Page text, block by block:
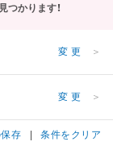
つかります！
変更 ＞
変更 ＞
存 条件をクリア